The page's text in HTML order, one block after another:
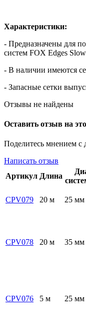
Характеристики:
- Предназначены для
систем FOX Edges
- В наличии имеются
- Запасные сетки
Отзывы не найдены
Оставить отзыв на
Поделитесь мнением с
Написать отзыв
Артикул Длина
CPV079 20 м 25 мм
CPV078 20 м 35 мм
CPV076 5 м 25 мм